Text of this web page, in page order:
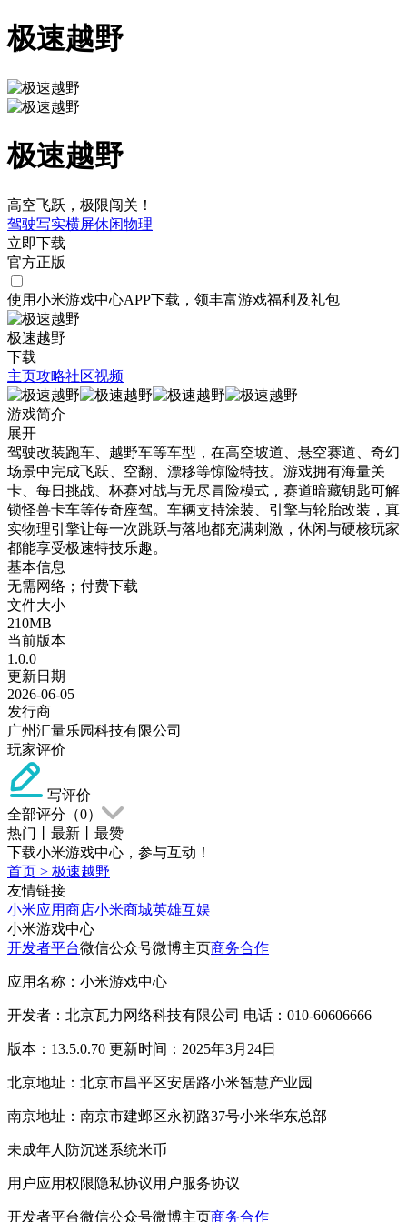
极速越野
极速越野
高空飞跃，极限闯关！
驾驶写实横屏休闲物理
立即下载
官方正版
使用小米游戏中心APP下载 ，领丰富游戏福利 及礼包
极速越野
下载
主页攻略社区视频
游戏简介
展开
驾驶改装跑车、越野车等车型，在高空坡道、悬空赛道、奇幻
场景中完成飞跃、空翻、漂移等惊险特技。游戏拥有海量关
卡、每日挑战、杯赛对战与无尽冒险模式，赛道暗藏钥匙可解
锁怪兽卡车等传奇座驾。车辆支持涂装、引擎与轮胎改装，真
实物理引擎让每一次跳跃与落地都充满刺激，休闲与硬核玩家
都能享受极速特技乐趣。
基本信息
无需网络；付费下载
文件大小
210MB
当前版本
1.0.0
更新日期
2026-06-05
发行商
广州汇量乐园科技有限公司
玩家评价
写评价
全部评分（0）
热门
最新
最赞
下载小米游戏中心，参与互动！
首页 > 极速越野
友情链接
小米应用商店小米商城英雄互娱
小米游戏中心
开发者平台微信公众号微博主页商务合作
应用名称：小米游戏中心
开发者：北京瓦力网络科技有限公司 电话：010-60606666
版本：13.5.0.70 更新时间：2025年3月24日
北京地址：北京市昌平区安居路小米智慧产业园
南京地址：南京市建邺区永初路37号小米华东总部
未成年人防沉迷系统米币
用户应用权限隐私协议用户服务协议
开发者平台微信公众号微博主页商务合作